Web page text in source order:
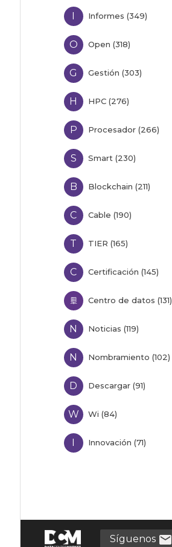
I Informes (349)
O Open (318)
G Gestión (303)
H HPC (276)
P Procesador (266)
S Smart (230)
B Blockchain (211)
C Cable (190)
T TIER (165)
C Certificación (145)
Centro de datos (131)
N Noticias (119)
N Nombramiento (102)
D Descargar (91)
W Wi (84)
I Innovación (71)
Síguenos